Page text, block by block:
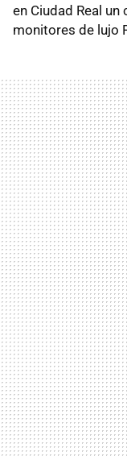
en Ciudad Real
monitores de lujo